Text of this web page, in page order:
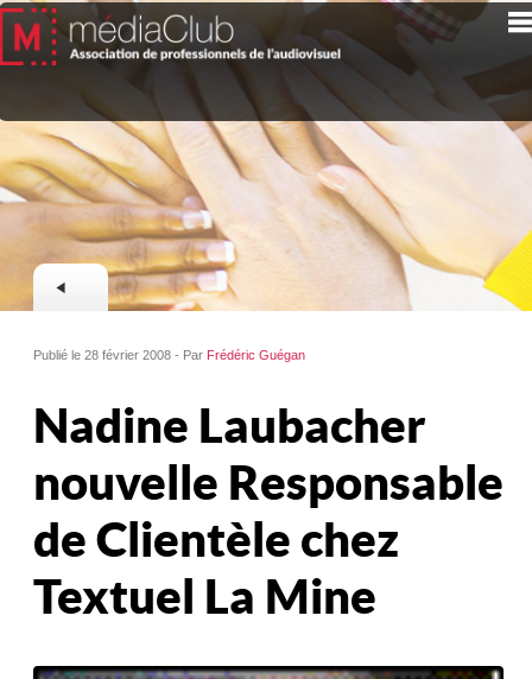
Publié le 28 février 2008 - Par Frédéric Guégan
Nadine Laubacher
nouvelle Responsable
de Clientèle chez
Textuel La Mine